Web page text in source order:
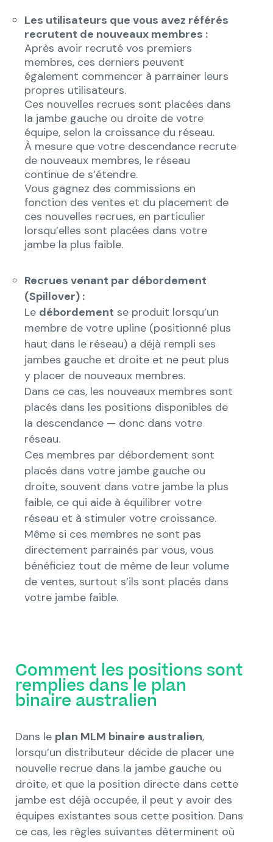
Les utilisateurs que vous avez référés
recrutent de nouveaux membres :
Après avoir recruté vos premiers
membres, ces derniers peuvent
également commencer à parrainer leurs
propres utilisateurs.
Ces nouvelles recrues sont placées dans
la jambe gauche ou droite de votre
équipe, selon la croissance du réseau.
À mesure que votre descendance recrute
de nouveaux membres, le réseau
continue de s’étendre.
Vous gagnez des commissions en
fonction des ventes et du placement de
ces nouvelles recrues, en particulier
lorsqu’elles sont placées dans votre
jambe la plus faible.
Recrues venant par débordement
(Spillover) :
Le débordement se produit lorsqu’un
membre de votre upline (positionné plus
haut dans le réseau) a déjà rempli ses
jambes gauche et droite et ne peut plus
y placer de nouveaux membres.
Dans ce cas, les nouveaux membres sont
placés dans les positions disponibles de
la descendance — donc dans votre
réseau.
Ces membres par débordement sont
placés dans votre jambe gauche ou
droite, souvent dans votre jambe la plus
faible, ce qui aide à équilibrer votre
réseau et à stimuler votre croissance.
Même si ces membres ne sont pas
directement parrainés par vous, vous
bénéficiez tout de même de leur volume
de ventes, surtout s’ils sont placés dans
votre jambe faible.
Comment les positions sont
remplies dans le plan
binaire australien
Dans le plan MLM binaire australien,
lorsqu’un distributeur décide de placer une
nouvelle recrue dans la jambe gauche ou
droite, et que la position directe dans cette
jambe est déjà occupée, il peut y avoir des
équipes existantes sous cette position. Dans
ce cas, les règles suivantes déterminent où